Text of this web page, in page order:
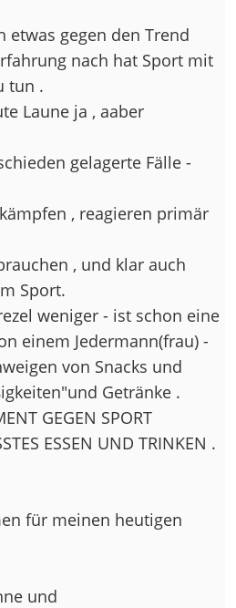
etwas gegen den Trend
nach hat Sport mit
tun .
Laune ja , aaber
gelagerte Fälle -
, reagieren primär
, und klar auch
Sport.
weniger - ist schon eine
einem Jedermann(frau) -
von Snacks und
Getränke .
GEGEN SPORT
ESSEN UND TRINKEN .
für meinen heutigen
und